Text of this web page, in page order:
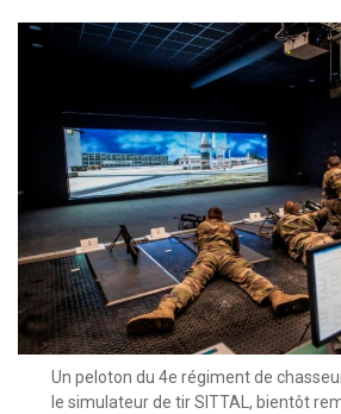
Un peloton du 4e régiment de
le simulateur de tir SITTAL, bientôt